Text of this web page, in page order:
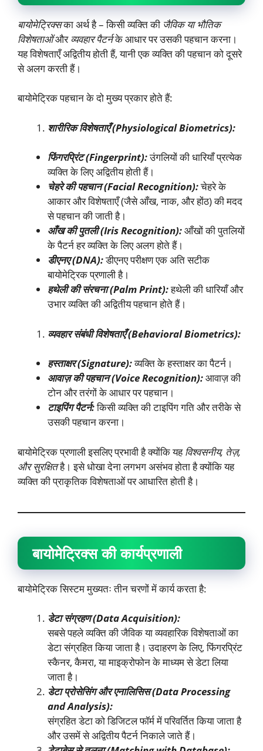
बायोमेट्रिक्सका अर्थ है – किसी व्यक्ति की जैविक या भौतिक
विशेषताओंऔरव्यवहार पैटर्नके आधार पर उसकी पहचान करना।
यह विशेषताएँ अद्वितीय होती हैं, यानी एक व्यक्ति की पहचान को दूसरे
से अलग करती हैं।
बायोमेट्रिक पहचान के दो मुख्य प्रकार होते हैं:
शारीरिक विशेषताएँ (Physiological Biometrics):
फिंगरप्रिंट (Fingerprint):उंगलियों की धारियाँ प्रत्येक
व्यक्ति के लिए अद्वितीय होती हैं।
चेहरे की पहचान (Facial Recognition):चेहरे के
आकार और विशेषताएँ (जैसे आँख, नाक, और होंठ) की मदद
से पहचान की जाती है।
आँख की पुतली (Iris Recognition):आँखों की पुतलियों
के पैटर्न हर व्यक्ति के लिए अलग होते हैं।
डीएनए (DNA):डीएनए परीक्षण एक अति सटीक
बायोमेट्रिक प्रणाली है।
हथेली की संरचना (Palm Print):हथेली की धारियाँ और
उभार व्यक्ति की अद्वितीय पहचान होते हैं।
व्यवहार संबंधी विशेषताएँ (Behavioral Biometrics):
हस्ताक्षर (Signature):व्यक्ति के हस्ताक्षर का पैटर्न।
आवाज़ की पहचान (Voice Recognition):आवाज़ की
टोन और तरंगों के आधार पर पहचान।
टाइपिंग पैटर्न:किसी व्यक्ति की टाइपिंग गति और तरीके से
उसकी पहचान करना।
बायोमेट्रिक प्रणाली इसलिए प्रभावी है क्योंकि यहविश्वसनीय, तेज़,
और सुरक्षितहै। इसे धोखा देना लगभग असंभव होता है क्योंकि यह
व्यक्ति की प्राकृतिक विशेषताओं पर आधारित होती है।
बायोमेट्रिक्स की कार्यप्रणाली
बायोमेट्रिक सिस्टम मुख्यतः तीन चरणों में कार्य करता है:
डेटा संग्रहण (Data Acquisition):
सबसे पहले व्यक्ति की जैविक या व्यवहारिक विशेषताओं का
डेटा संग्रहित किया जाता है। उदाहरण के लिए, फिंगरप्रिंट
स्कैनर, कैमरा, या माइक्रोफोन के माध्यम से डेटा लिया
जाता है।
डेटा प्रोसेसिंग और एनालिसिस (Data Processing
and Analysis):
संग्रहित डेटा को डिजिटल फॉर्म में परिवर्तित किया जाता है
और उसमें से अद्वितीय पैटर्न निकाले जाते हैं।